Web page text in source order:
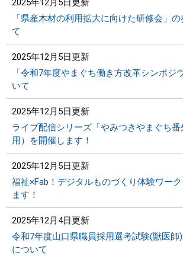
2025年12月5日更新
「県産木材の利用拡大に向けた研修会」
て
2025年12月5日更新
「令和7年度やまぐち働き方改革シンポジ
いて
2025年12月5日更新
ライブ配信シリーズ「やみつきやまぐち
用）を開催します！
2025年12月5日更新
福祉×Fab！デジタルものづくり体験ワー
ます！
2025年12月4日更新
令和7年度山口県職員採用選考試験(獣医師
について